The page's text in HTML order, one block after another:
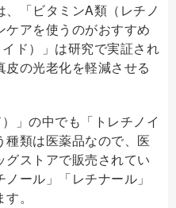
「ビタミンA類（レチノ
アを使うのがおすすめ
ド）」は研究で実証され
の光老化を軽減させる
」の中でも「トレチノイ
種類は医薬品なので、医
ストアで販売されてい
ール」「レチナール」
。